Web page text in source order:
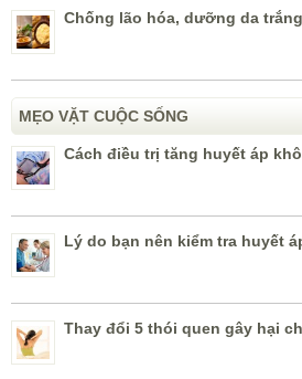
Chống lão hóa, dưỡng da
MẸO VẶT CUỘC SỐNG
Cách điều trị tăng huyết áp
Lý do bạn nên kiểm tra huyết
Thay đổi 5 thói quen gây hại